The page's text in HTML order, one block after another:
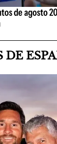
de agosto